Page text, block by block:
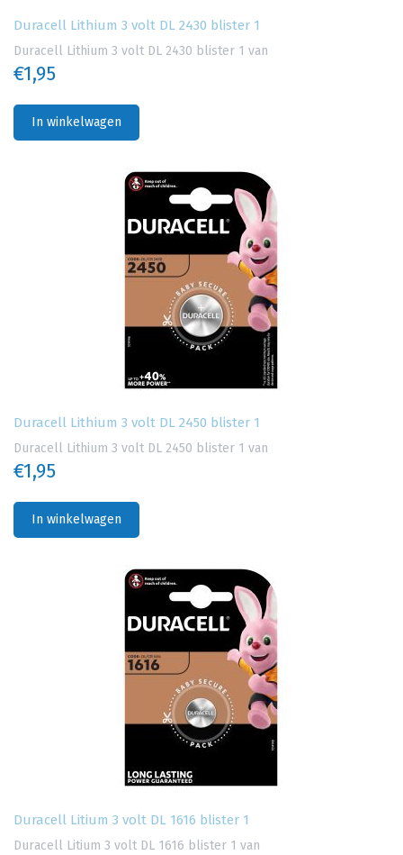
Duracell Lithium 3 volt DL 2430 blister 1
Duracell Lithium 3 volt DL 2430 blister 1 van
€1,95
In winkelwagen
Duracell Lithium 3 volt DL 2450 blister 1
Duracell Lithium 3 volt DL 2450 blister 1 van
€1,95
In winkelwagen
Duracell Litium 3 volt DL 1616 blister 1
Duracell Litium 3 volt DL 1616 blister 1 van